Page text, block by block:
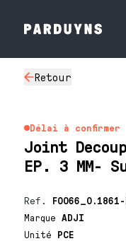
Retour
Délai à confirmer
Joint
EP. 3 MM-
Ref.
MarqueADJI
Unité PCE